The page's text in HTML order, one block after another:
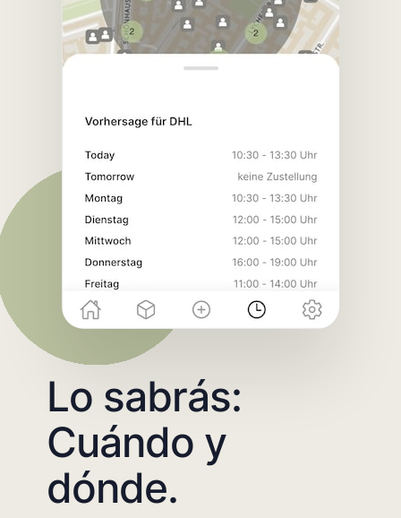
Lo sabrás:
Cuándo y
dónde.